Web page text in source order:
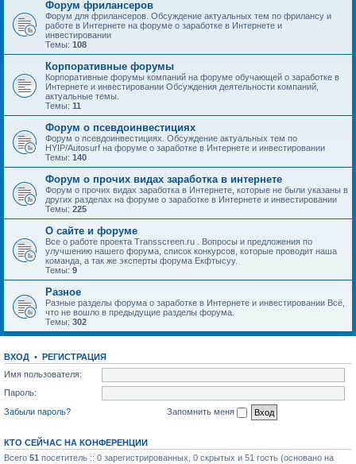
Форум фрилансеров
Форум для фрилансеров. Обсуждение актуальных тем по фрилансу и
работе в Интернете на форуме о заработке в Интернете и
инвестировании
Темы: 108
Корпоративные форумы
Корпоративные форумы компаний на форуме обучающей о заработке в
Интернете и инвестировании Обсуждения деятельности компаний,
актуальные темы.
Темы: 11
Форум о псевдоинвестициях
Форум о псевдоинвестициях. Обсуждение актуальных тем по
HYIP/Autosurf на форуме о заработке в Интернете и инвестировании
Темы: 140
Форум о прочих видах заработка в интернете
Форум о прочих видах заработка в Интернете, которые не были указаны в
других разделах на форуме о заработке в Интернете и инвестировании
Темы: 225
О сайте и форуме
Все о работе проекта Transscreen.ru . Вопросы и предложения по
улучшению нашего форума, список конкурсов, которые проводит наша
команда, а так же эксперты форума Екфтысуу.
Темы: 9
Разное
Разные разделы форума о заработке в Интернете и инвестировании Всё,
что не вошло в предыдущие разделы форума.
Темы: 302
ВХОД • РЕГИСТРАЦИЯ
Имя пользователя:
Пароль:
Забыли пароль?
Запомнить меня
КТО СЕЙЧАС НА КОНФЕРЕНЦИИ
Всего 51 посетитель :: 0 зарегистрированных, 0 скрытых и 51 гость (основано на